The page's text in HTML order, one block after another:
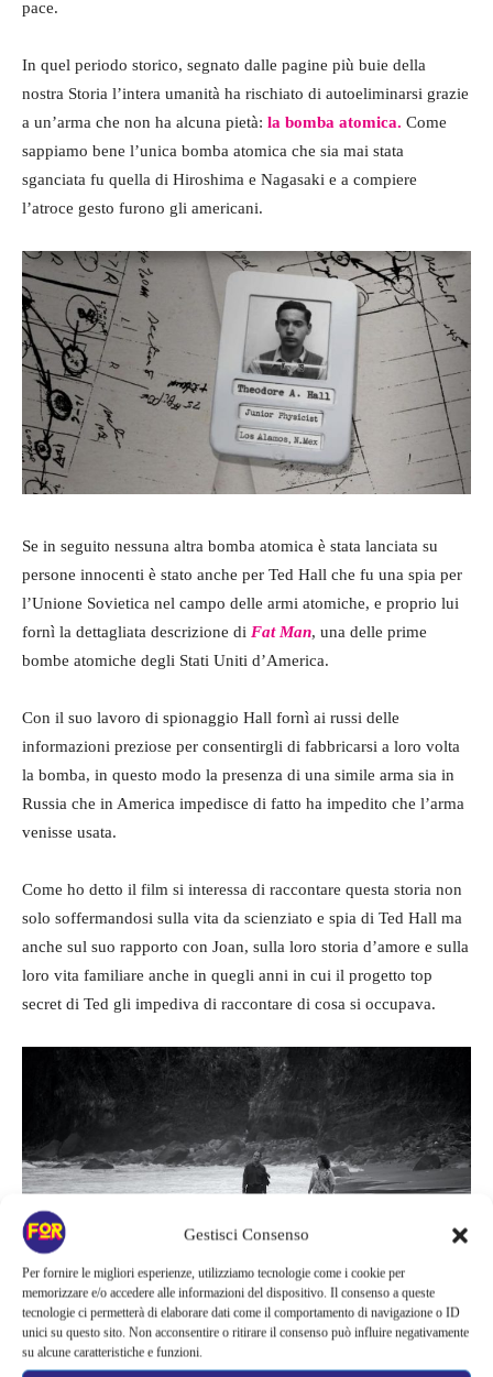
Gestisci Consenso
Per fornire le migliori esperienze, utilizziamo tecnologie come i cookie per
memorizzare e/o accedere alle informazioni del dispositivo. Il consenso a queste
tecnologie ci permetterà di elaborare dati come il comportamento di navigazione o ID
unici su questo sito. Non acconsentire o ritirare il consenso può influire negativamente
su alcune caratteristiche e funzioni.
pace.
In quel periodo storico, segnato dalle pagine più buie della
nostra Storia l’intera umanità ha rischiato di autoeliminarsi grazie
a un’arma che non ha alcuna pietà: la bomba atomica. Come
sappiamo bene l’unica bomba atomica che sia mai stata
sganciata fu quella di Hiroshima e Nagasaki e a compiere
l’atroce gesto furono gli americani.
Se in seguito nessuna altra bomba atomica è stata lanciata su
persone innocenti è stato anche per Ted Hall che fu una spia per
l’Unione Sovietica nel campo delle armi atomiche, e proprio lui
fornì la dettagliata descrizione di Fat Man, una delle prime
bombe atomiche degli Stati Uniti d’America.
Con il suo lavoro di spionaggio Hall fornì ai russi delle
informazioni preziose per consentirgli di fabbricarsi a loro volta
la bomba, in questo modo la presenza di una simile arma sia in
Russia che in America impedisce di fatto ha impedito che l’arma
venisse usata.
Come ho detto il film si interessa di raccontare questa storia non
solo soffermandosi sulla vita da scienziato e spia di Ted Hall ma
anche sul suo rapporto con Joan, sulla loro storia d’amore e sulla
loro vita familiare anche in quegli anni in cui il progetto top
secret di Ted gli impediva di raccontare di cosa si occupava.
La storia di Ted e Joan Hall si intreccia inevitabilmente con gli